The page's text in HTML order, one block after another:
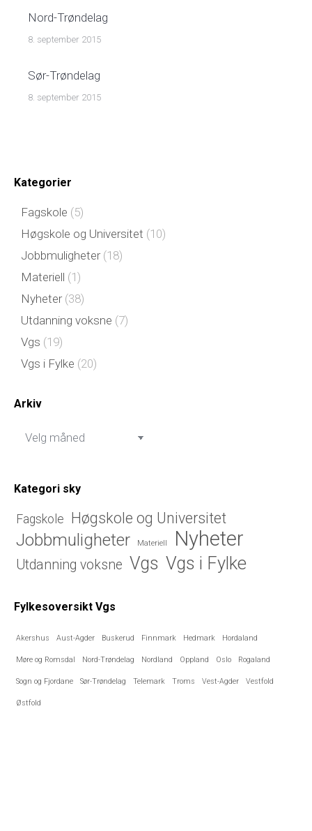
Nord-Trøndelag
8. september 2015
Sør-Trøndelag
8. september 2015
Kategorier
Fagskole (5)
Høgskole og Universitet (10)
Jobbmuligheter(18)
Materiell (1)
Nyheter(38)
Utdanning voksne (7)
Vgs (19)
Vgs i Fylke (20)
Arkiv
Arkiv
Kategori sky
Fagskole Høgskole og Universitet
Jobbmuligheter Materiell Nyheter
Utdanning voksne Vgs Vgs i Fylke
Fylkesoversikt Vgs
Akershus Aust-Agder Buskerud Finnmark Hedmark Hordaland
Møre og Romsdal Nord-Trøndelag Nordland Oppland Oslo Rogaland
Sogn og Fjordane Sør-Trøndelag Telemark Troms Vest-Agder Vestfold
Østfold